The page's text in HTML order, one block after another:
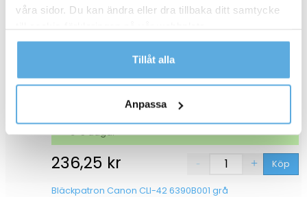
våra sidor. Du kan ändra eller dra tillbaka ditt samtycke
Läs mer i vår integritetspolicy om vilka vi är, hur du
kontaktar oss och på vilket sätt vi behandlar
Tillåt alla
Anpassa
236,25kr Köp
3-5 dagar
Bläckpatron Canon CLI-42 6389B001 magenta
26010256
236,25 kr Köp
3-5 dagar
Bläckpatron Canon CLI-42 6390B001 grå